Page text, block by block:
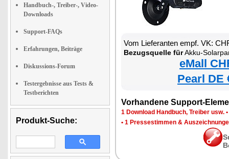
Handbuch-, Treiber-, Video-
Downloads
Support-FAQs
Erfahrungen, Beiträge
Diskussions-Forum
Testergebnisse aus Tests &
Testberichten
Produkt-Suche:
Vom Lieferanten empf. VK:
Bezugsquelle fürAkku-Solarpanel für
eMall
Pearl DE
Vorhandene Support-
1 Download Handbuch, Treiber usw. •
• 1 Pressestimmen &